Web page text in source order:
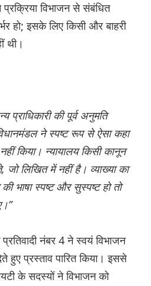
विभाजन से संबंधित
हो; इसके लिए किसी और बाहरी
थी।
प्राधिकारी की पूर्व अनुमति
ने स्पष्ट रूप से ऐसा कहा
किया। न्यायालय किसी कानून
लिखित में नहीं है। व्याख्या का
भाषा स्पष्ट और सुस्पष्ट हो तो
नंबर 4 ने स्वयं विभाजन
हुए प्रस्ताव पारित किया। इससे
के सदस्यों ने विभाजन को